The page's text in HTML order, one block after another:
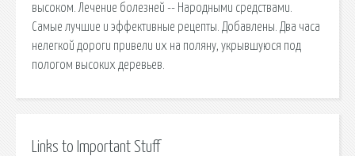
высоком. Лечение болезней -- Народными средствами.
Самые лучшие и эффективные рецепты. Добавлены. Два часа
нелегкой дороги привели их на поляну, укрывшуюся под
пологом высоких деревьев.
Links to Important Stuff